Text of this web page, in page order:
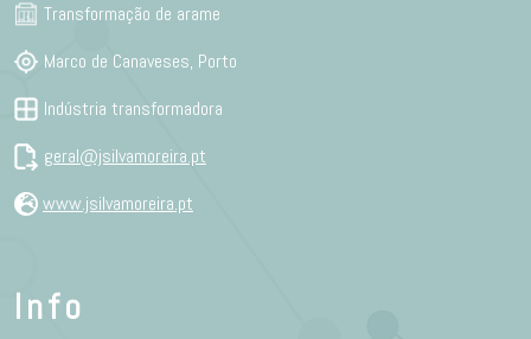
Transformação de arame
Marco de Canaveses, Porto
Indústria transformadora
geral@jsilvamoreira.pt
www.jsilvamoreira.pt
Info